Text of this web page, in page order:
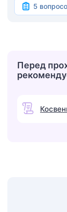
5
Перед